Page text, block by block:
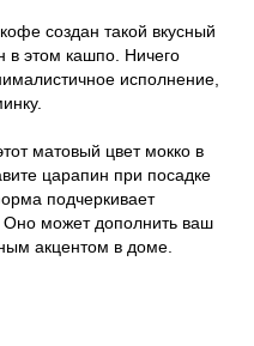
создан такой вкусный
в этом кашпо. Ничего
исполнение,
матовый цвет мокко в
царапин при посадке
подчеркивает
Оно может дополнить ваш
акцентом в доме.